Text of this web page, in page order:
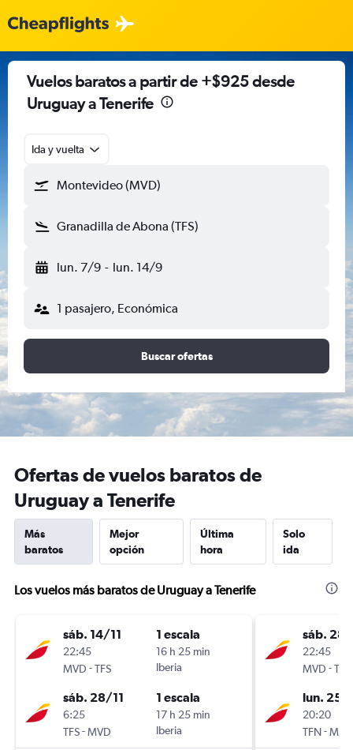
Vuelos baratos a partir de +$925 desde
Uruguay a Tenerife
Ida y vuelta
Montevideo (MVD)
Granadilla de Abona (TFS)
lun. 7/9 - lun. 14/9
1 pasajero, Económica
Buscar ofertas
Ofertas de vuelos baratos de
Uruguay a Tenerife
Más
baratos
Mejor
opción
Última
hora
Solo
ida
Los vuelos más baratos de Uruguay a Tenerife
sáb. 14/11
22:45
MVD -TFS
1 escala
16 h 25 min
Iberia
sáb. 28/11
6:25
TFS-MVD
1 escala
17 h 25 min
Iberia
sáb. 28/
22:45
MVD -TFN
lun. 25/
20:20
TFN-MVD